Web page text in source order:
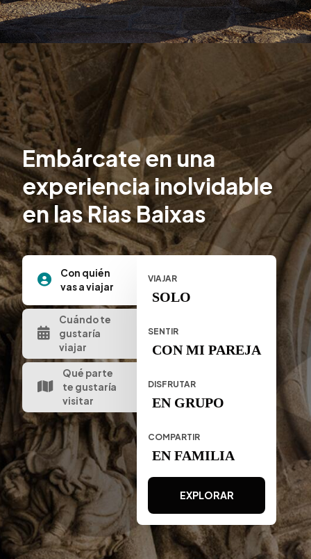
Embárcate en una
experiencia inolvidable
en las Rias Baixas
Con quién
vas a viajar
Cuándo te
gustaría
viajar
Qué parte
te gustaría
visitar
VIAJAR
SOLO
SENTIR
CON MI PAREJA
DISFRUTAR
EN GRUPO
COMPARTIR
EN FAMILIA
EXPLORAR